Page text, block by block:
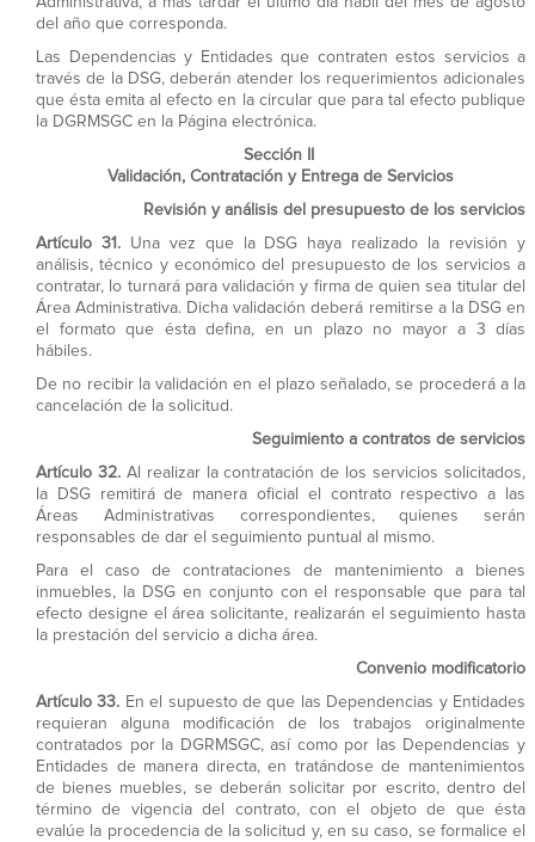
del año que corresponda.
Las Dependencias y Entidades que contraten estos servicios a
través de la DSG, deberán atender los requerimientos adicionales
que ésta emita al efecto en la circular que para tal efecto publique
la DGRMSGC en la Página electrónica.
Sección II
Validación, Contratación y Entrega de Servicios
Revisión y análisis del presupuesto de los servicios
Artículo 31.Una vez que la DSG haya realizado la revisión y
análisis, técnico y económico del presupuesto de los servicios a
contratar, lo turnará para validación y firma de quien sea titular del
Área Administrativa. Dicha validación deberá remitirse a la DSG en
el formato que ésta defina, en un plazo no mayor a 3 días
hábiles.
De no recibir la validación en el plazo señalado, se procederá a la
cancelación de la solicitud.
Seguimiento a contratos de servicios
Artículo 32.Al realizar la contratación de los servicios solicitados,
la DSG remitirá de manera oficial el contrato respectivo a las
Áreas Administrativas correspondientes, quienes serán
responsables de dar el seguimiento puntual al mismo.
Para el caso de contrataciones de mantenimiento a bienes
inmuebles, la DSG en conjunto con el responsable que para tal
efecto designe el área solicitante, realizarán el seguimiento hasta
la prestación del servicio a dicha área.
Convenio modificatorio
Artículo 33. En el supuesto de que las Dependencias y Entidades
requieran alguna modificación de los trabajos originalmente
contratados por la DGRMSGC, así como por las Dependencias y
Entidades de manera directa, en tratándose de mantenimientos
de bienes muebles, se deberán solicitar por escrito, dentro del
término de vigencia del contrato, con el objeto de que ésta
evalúe la procedencia de la solicitud y, en su caso, se formalice el